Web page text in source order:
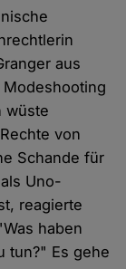
aus
wüste
von
Schande für
Uno-
reagierte
haben
tun?" Es gehe